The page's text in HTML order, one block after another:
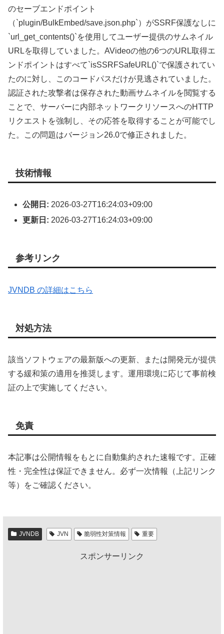
のセーブエンドポイント
（`plugin/BulkEmbed/save.json.php`）がSSRF保護なしに
`url_get_contents()`を使用してユーザー提供のサムネイル
URLを取得していました。AVideoの他の6つのURL取得エ
ンドポイントはすべて`isSSRFSafeURL()`で保護されてい
たのに対し、このコードパスだけが見逃されていました。
認証された攻撃者は保存された動画サムネイルを閲覧する
ことで、サーバーに内部ネットワークリソースへのHTTP
リクエストを強制し、その応答を取得することが可能でし
た。この問題はバージョン26.0で修正されました。
技術情報
公開日: 2026-03-27T16:24:03+09:00
更新日: 2026-03-27T16:24:03+09:00
参考リンク
JVNDB の詳細はこちら
対処方法
該当ソフトウェアの最新版への更新、または開発元が提供
する緩和策の適用を推奨します。運用環境に応じて事前検
証の上で実施してください。
免責
本記事は公開情報をもとに自動集約された速報です。正確
性・完全性は保証できません。必ず一次情報（上記リンク
等）をご確認ください。
JVNDB JVN 脆弱性対策情報 重要
スポンサーリンク